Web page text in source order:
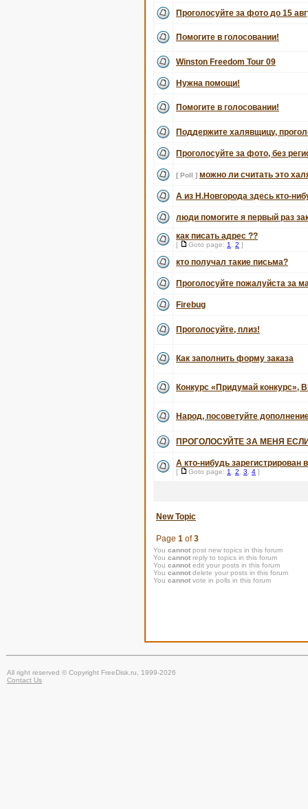
Проголосуйте за фото до 15
Помогите в голосовании!
Winston Freedom Tour 09
Нужна помощи!
Помогите в голосовании!
Поддержите халявщицу,
Проголосуйте за фото, без
[ Poll ] можно ли считать это
А из Н.Новгорода здесь кто-
люди помогите я первый раз
как писать адрес ??
[ Goto page: 1 2 ]
кто получал такие письма?
Проголосуйте пожалуйста за
Firebug
Проголосуйте, плиз!
Как заполнить форму заказа
Конкурс «Придумай конкурс»,
Народ, посоветуйте
ПРОГОЛОСУЙТЕ ЗА МЕНЯ
А кто-нибудь зарегистрирован
[ Goto page: 1 2 3 4 ]
New Topic
Page 1 of3
You cannot post new topics in this forum
You cannot reply to topics in this forum
You cannot edit your posts in this forum
You cannot delete your posts in this forum
You cannot vote in polls in this forum
All right reserved © Copyright FreeDisk.ru, 1999-2026
Contact Us